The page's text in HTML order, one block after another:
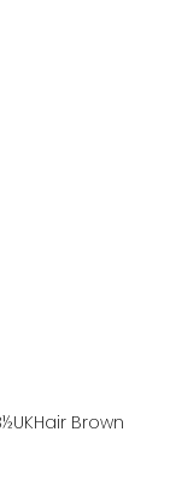
Hair Brown